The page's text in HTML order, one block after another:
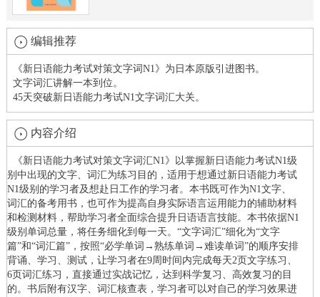
编辑推荐
《新日语能力考试对策文字词N1》为日本原版引进图书。
文字词汇讲解一本到位。
45天突破新日语能力考试N1文字词汇大关。
内容介绍
《新日语能力考试对策文字词汇N1》以掌握新日语能力考试N1级
别中出现的文字、词汇为练习目的，适用于想通过新日语能力考试
N1级别的学习者及想赴日工作的学习者。本书既可作为N1文字、
词汇的备考用书，也可作为提高自身实际语言运用能力的辅助材料
和检测材料，帮助学习者全面综合提升日语语言技能。本书依据N1
级别单词总量，将任务细化到每一天。“文字词汇”细化为“文字
篇”和“词汇篇”，按照“必学单词→熟练单词→难读单词”的顺序安排
背诵、学习、测试，让学习者在9周时间内完成每天2页文字练习、
6页词汇练习，直接通过实战记忆，达到科学复习、高效复习的目
的。书后附有汉字、词汇核查表，学习者可以对自己的学习效果进